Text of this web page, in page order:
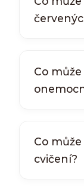
Co
Co
cvičení?